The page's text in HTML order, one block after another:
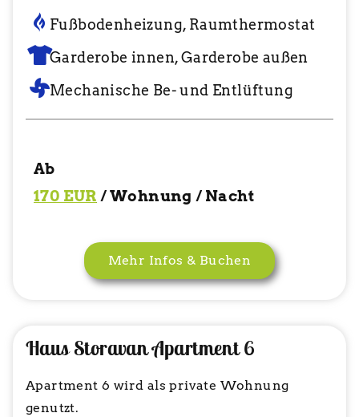
Fußbodenheizung, Raumthermostat
Garderobe innen, Garderobe außen
Mechanische Be- und Entlüftung
Ab
170 EUR / Wohnung / Nacht
Mehr Infos & Buchen
Haus Storavan Apartment 6
Apartment 6 wird als private Wohnung
genutzt.